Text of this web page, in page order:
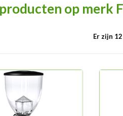
op merk
Er zijn